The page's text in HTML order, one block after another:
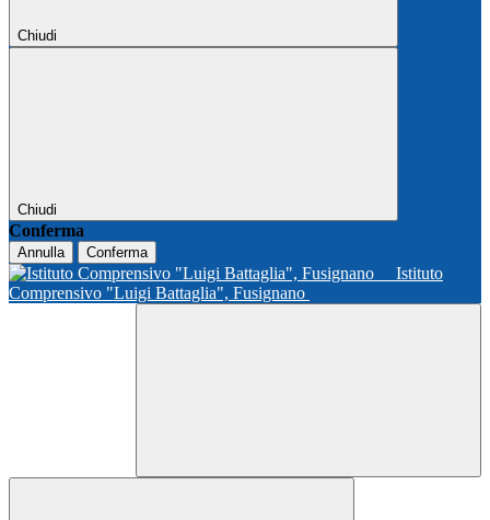
Chiudi
Chiudi
Conferma
Annulla Conferma
Istituto
Comprensivo "Luigi Battaglia", Fusignano